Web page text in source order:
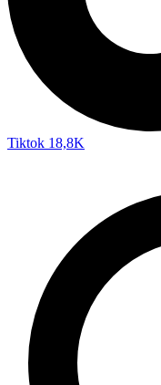
Tiktok 18,8K